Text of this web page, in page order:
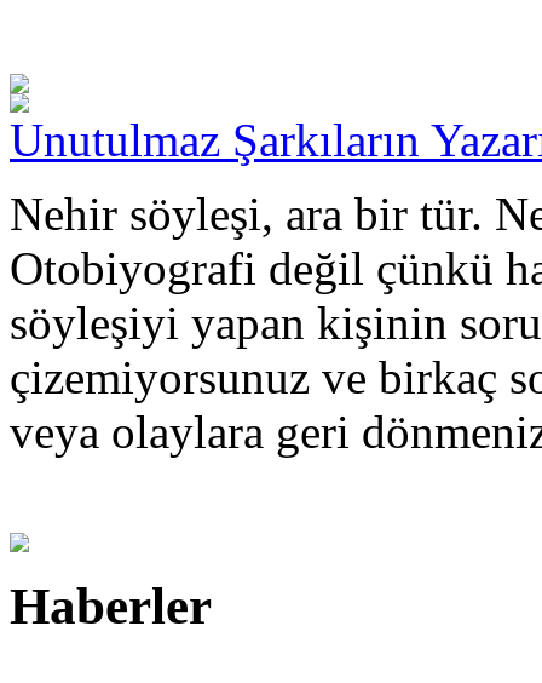
Unutulmaz Şarkıların
Nehir söyleşi, ara bir tür.
Otobiyografi değil çünkü
söyleşiyi yapan kişinin
çizemiyorsunuz ve birkaç
veya olaylara geri
Haberler